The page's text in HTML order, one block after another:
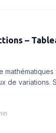
–
de variations.